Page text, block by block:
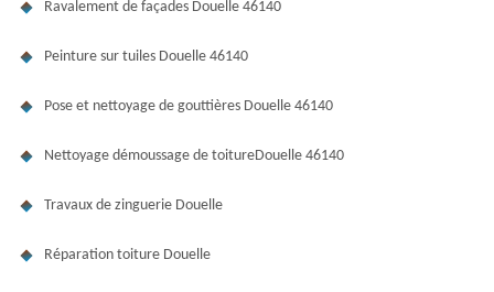
Ravalement de façades Douelle 46140
Peinture sur tuiles Douelle 46140
Pose et nettoyage de gouttières Douelle 46140
Nettoyage démoussage de toitureDouelle 46140
Travaux de zinguerie Douelle
Réparation toiture Douelle